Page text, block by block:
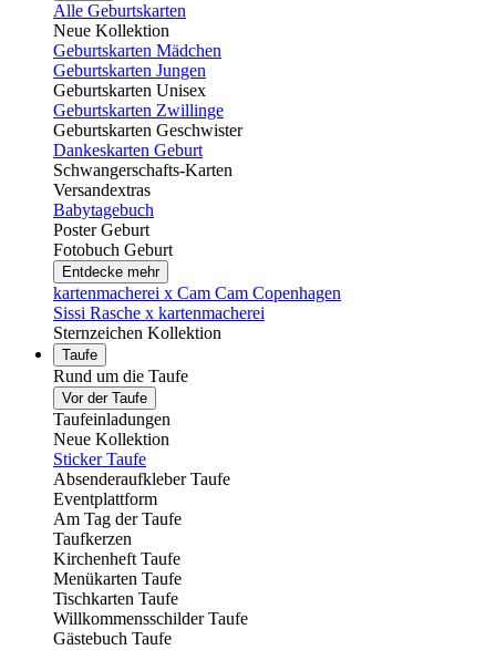
Alle Geburtskarten
Neue Kollektion
Geburtskarten Mädchen
Geburtskarten Jungen
Geburtskarten Unisex
Geburtskarten Zwillinge
Geburtskarten Geschwister
Dankeskarten Geburt
Schwangerschafts-Karten
Versandextras
Babytagebuch
Poster Geburt
Fotobuch Geburt
Entdecke mehr
kartenmacherei x Cam Cam Copenhagen
Sissi Rasche x kartenmacherei
Sternzeichen Kollektion
Taufe
Rund um die Taufe
Vor der Taufe
Taufeinladungen
Neue Kollektion
Sticker Taufe
Absenderaufkleber Taufe
Eventplattform
Am Tag der Taufe
Taufkerzen
Kirchenheft Taufe
Menükarten Taufe
Tischkarten Taufe
Willkommensschilder Taufe
Gästebuch Taufe